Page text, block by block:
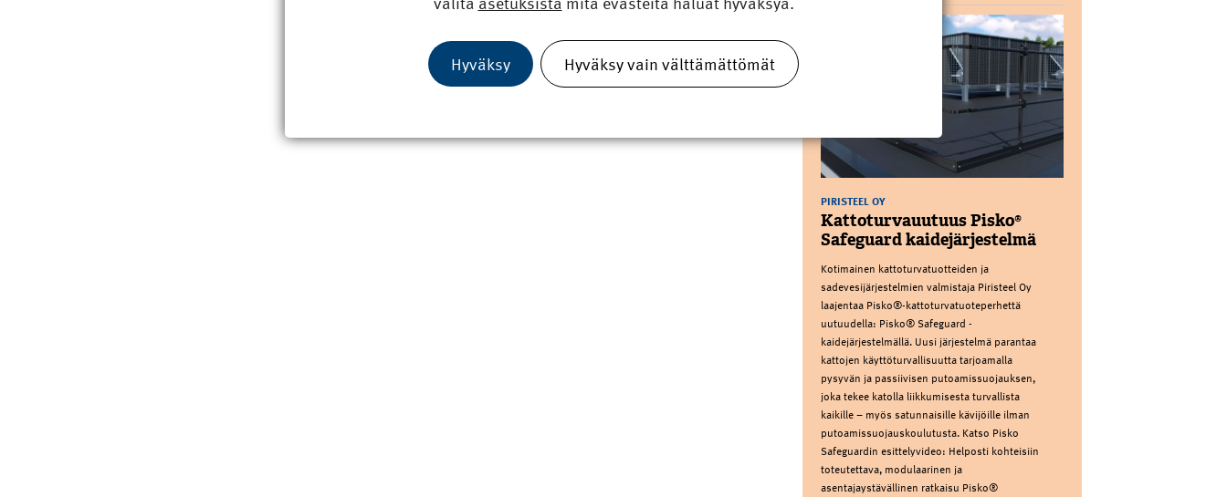
PIRISTEEL OY
Kattoturvauutuus Pisko®
Safeguard kaidejärjestelmä
Kotimainen kattoturvatuotteiden ja
sadevesijärjestelmien valmistaja Piristeel Oy
laajentaa Pisko®-kattoturvatuoteperhettä
uutuudella: Pisko® Safeguard -
kaidejärjestelmällä. Uusi järjestelmä parantaa
kattojen käyttöturvallisuutta tarjoamalla
pysyvän ja passiivisen putoamissuojauksen,
joka tekee katolla liikkumisesta turvallista
kaikille – myös satunnaisille kävijöille ilman
putoamissuojauskoulutusta. Katso Pisko
Safeguardin esittelyvideo: Helposti kohteisiin
toteutettava, modulaarinen ja
asentajaystävällinen ratkaisu Pisko®
Hyväksy Hyväksy vain välttämättömät